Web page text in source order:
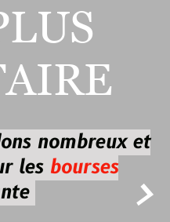

nombreux et
les bourses